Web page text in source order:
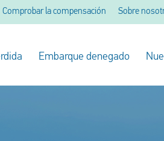
Comprobar la compensación Sobre
Embarque denegado